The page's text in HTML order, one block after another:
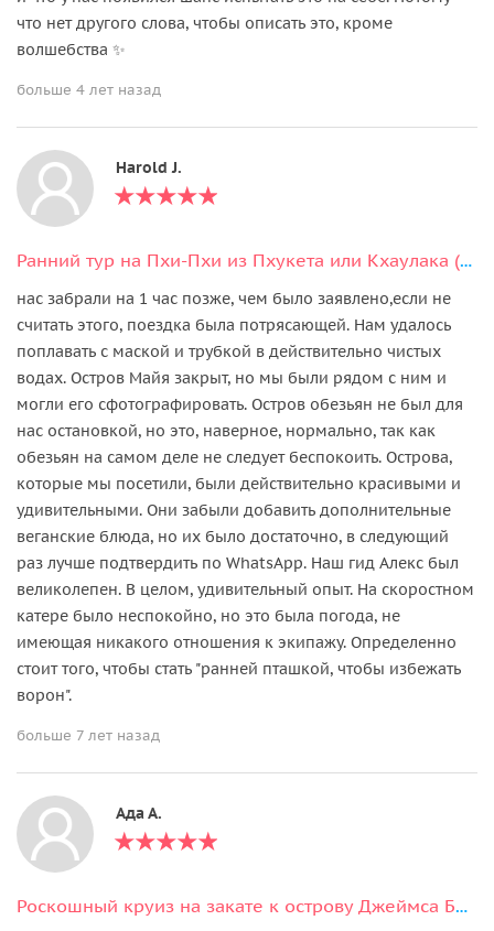
что нет другого слова, чтобы описать это, кроме
волшебства ✨
больше 4 лет назад
Harold J.
Ранний тур на Пхи-Пхи из Пхукета или Кхаулака (на английском языке)
нас забрали на 1 час позже, чем было заявлено,если не
считать этого, поездка была потрясающей. Нам удалось
поплавать с маской и трубкой в действительно чистых
водах. Остров Майя закрыт, но мы были рядом с ним и
могли его сфотографировать. Остров обезьян не был для
нас остановкой, но это, наверное, нормально, так как
обезьян на самом деле не следует беспокоить. Острова,
которые мы посетили, были действительно красивыми и
удивительными. Они забыли добавить дополнительные
веганские блюда, но их было достаточно, в следующий
раз лучше подтвердить по WhatsApp. Наш гид Алекс был
великолепен. В целом, удивительный опыт. На скоростном
катере было неспокойно, но это была погода, не
имеющая никакого отношения к экипажу. Определенно
стоит того, чтобы стать "ранней пташкой, чтобы избежать
ворон".
больше 7 лет назад
Ада А.
Роскошный круиз на закате к острову Джеймса Бонда (англоязычный гид)